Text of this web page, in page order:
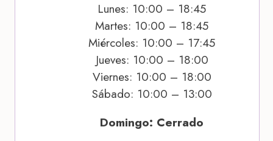
Lunes: 10:00 – 18:45
Martes: 10:00 – 18:45
Miércoles: 10:00 – 17:45
Jueves: 10:00 – 18:00
Viernes: 10:00 – 18:00
Sábado: 10:00 – 13:00
Domingo: Cerrado